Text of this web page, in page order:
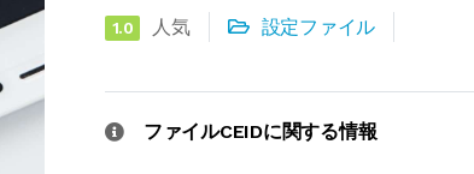
1.0 人気 設定ファイル
ファイルCEIDに関する情報